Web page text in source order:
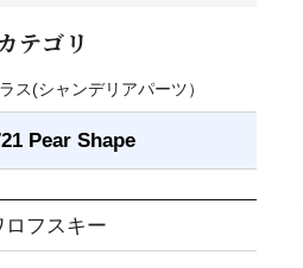
テゴリ
ス(シャンデリアパーツ）
Pear Shape
ロフスキー